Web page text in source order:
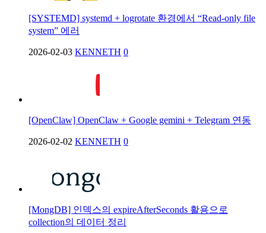
[SYSTEMD] systemd + logrotate 환경에서 “Read-only file
system” 에러
2026-02-03 KENNETH 0
[OpenClaw] OpenClaw + Google gemini + Telegram 연동
2026-02-02 KENNETH 0
[MongDB] 인덱스의 expireAfterSeconds 활용으로
collection의 데이터 정리